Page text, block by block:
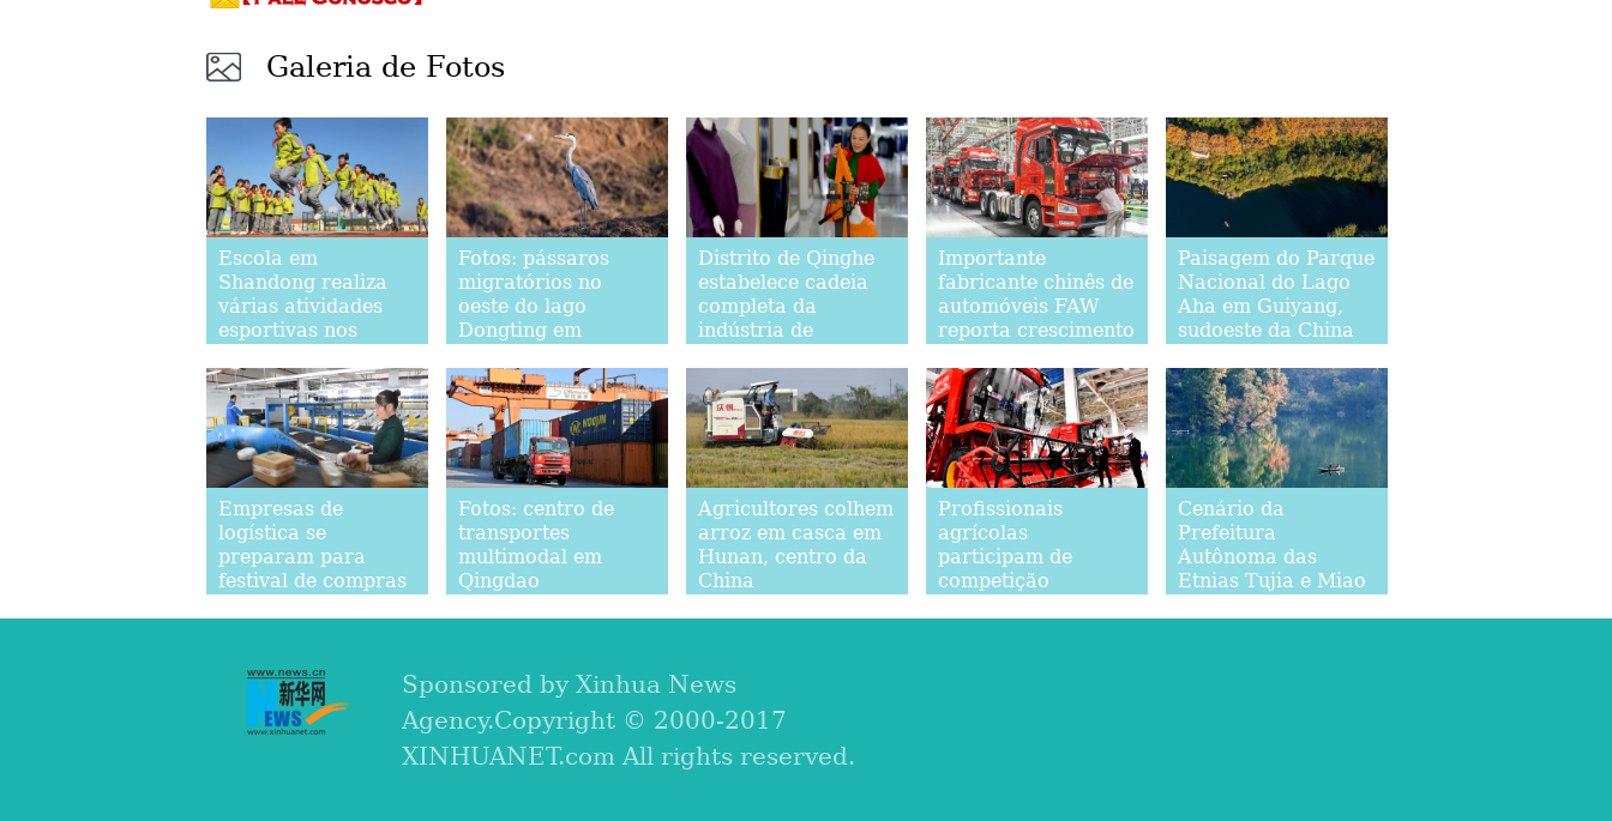
Galeria de Fotos
Escola em
Shandong realiza
várias atividades
esportivas nos
Fotos: pássaros
migratórios no
oeste do lago
Dongting em
Distrito de Qinghe
estabelece cadeia
completa da
indústria de
Importante
fabricante chinês de
automóveis FAW
reporta crescimento
Paisagem do Parque
Nacional do Lago
Aha em Guiyang,
sudoeste da China
Empresas de
logística se
preparam para
festival de compras
Fotos: centro de
transportes
multimodal em
Qingdao
Agricultores colhem
arroz em casca em
Hunan, centro da
China
Profissionais
agrícolas
participam de
competição
Cenário da
Prefeitura
Autônoma das
Etnias Tujia e Miao
Sponsored by Xinhua News
Agency.Copyright © 2000-2017
XINHUANET.com All rights reserved.